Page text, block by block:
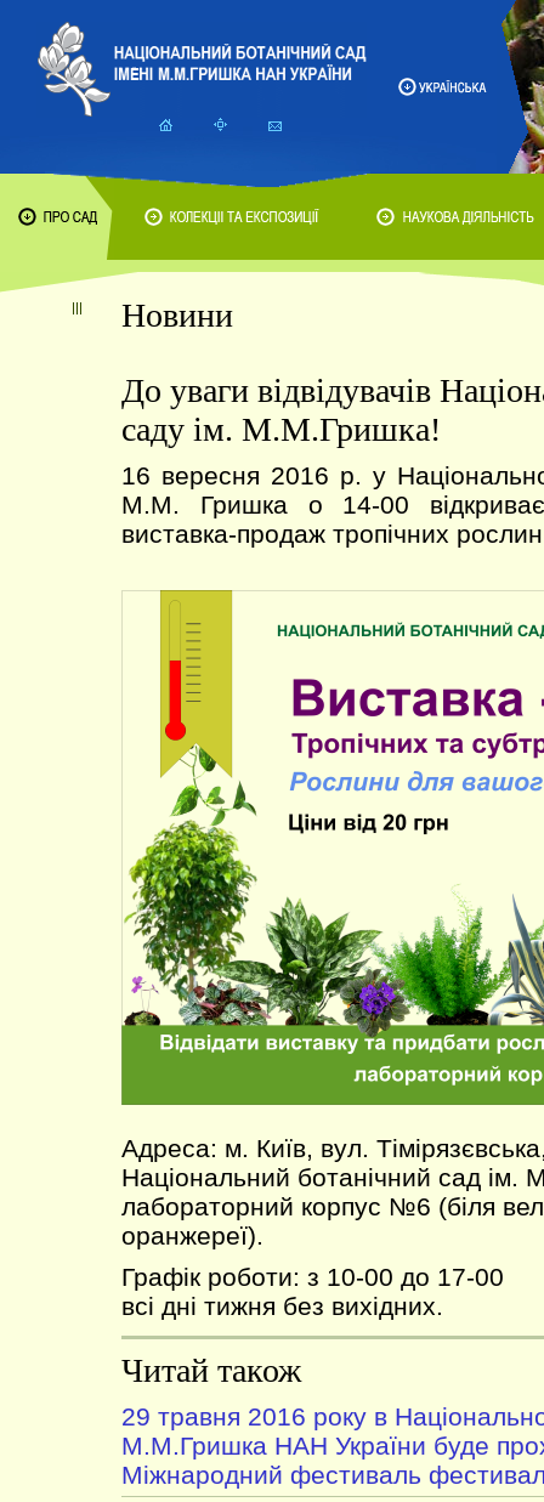
Новини
До уваги відвідувачів
саду ім. М.М.Гришка!
16 вересня 2016 р. у
М.М. Гришка о 14-00
виставка-продаж тропічних
Адреса: м. Київ, вул.
Національний ботанічний сад
лабораторний корпус №6 (біля
оранжереї).
Графік роботи: з 10-00 до 17-00
всі дні тижня без вихідних.
Читай також
29 травня 2016 року в
М.М.Гришка НАН України буде
Міжнародний фестиваль